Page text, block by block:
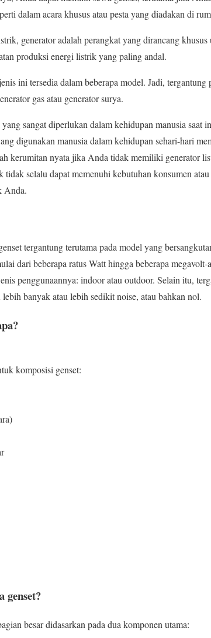
dalam acara khusus atau pesta yang diadakan di
generator adalah perangkat yang dirancang
produksi energi listrik yang paling andal.
ini tersedia dalam beberapa model. Jadi,
gas atau generator surya.
sangat diperlukan dalam kehidupan manusia saat
digunakan manusia dalam kehidupan sehari-hari
kerumitan nyata jika Anda tidak memiliki generator
tidak selalu dapat memenuhi kebutuhan konsumen
Anda.
tergantung terutama pada model yang
dari beberapa ratus Watt hingga beberapa
penggunaannya: indoor atau outdoor. Selain itu,
banyak atau lebih sedikit noise, atau bahkan nol.
komposisi genset:
genset?
besar didasarkan pada dua komponen utama: